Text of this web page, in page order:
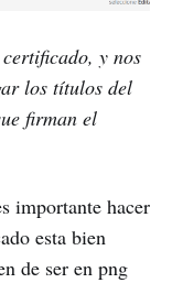
y nos
los títulos del
firman el
importante hacer
esta bien
de ser en png